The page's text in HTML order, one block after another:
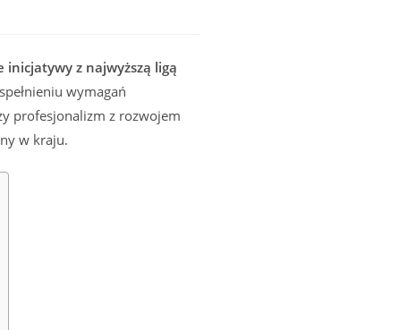
inicjatywy z najwyższą ligą
wymagań
profesjonalizm z rozwojem
w kraju.